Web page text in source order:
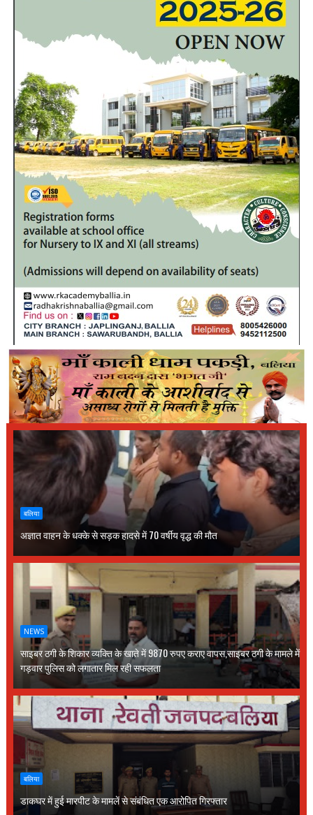
बलिया
अज्ञात वाहन के धक्के से सड़क हादसे में 70 वर्षीय वृद्ध की मौत
NEWS
साइबर ठगी के शिकार व्यक्ति के खाते में 9870 रुपए कराए वापस,साइबर ठगी के मामले में
गड़वार पुलिस को लगातार मिल रही सफलता
बलिया
डाकघर में हुई मारपीट के मामलें से संबंधित एक आरोपित गिरफ्तार